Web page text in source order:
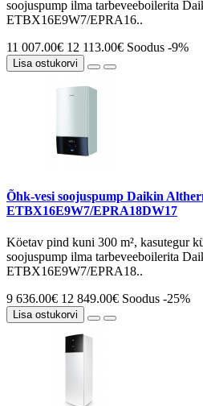
soojuspump ilma tarbeveeboilerita
ETBX16E9W7/EPRA16..
11 007.00€ 12 113.00€ Soodus -9%
Lisa ostukorvi
Õhk-vesi soojuspump Daikin
ETBX16E9W7/EPRA18DW17
Köetav pind kuni 300 m², kasutegur
soojuspump ilma tarbeveeboilerita
ETBX16E9W7/EPRA18..
9 636.00€ 12 849.00€ Soodus -25%
Lisa ostukorvi